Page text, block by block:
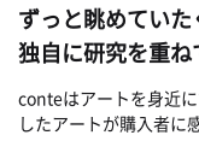
ずっと眺めてい
独自に研究を重
conteはアートを身近
したアートが購入者に